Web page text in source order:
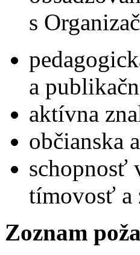
s
a
aktívna
občianska
schopnosť
tímovosť a
Zoznam